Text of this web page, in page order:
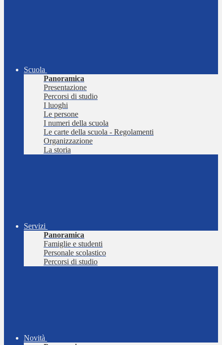
Scuola
Panoramica
Presentazione
Percorsi di studio
I luoghi
Le persone
I numeri della scuola
Le carte della scuola - Regolamenti
Organizzazione
La storia
Servizi
Panoramica
Famiglie e studenti
Personale scolastico
Percorsi di studio
Novità